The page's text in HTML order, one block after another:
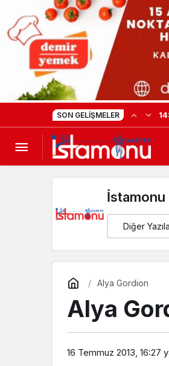
SON GELIŞMELER
İstamonu
Diğer
Alya Gordion
Alya
16 Temmuz 2013, 16:27